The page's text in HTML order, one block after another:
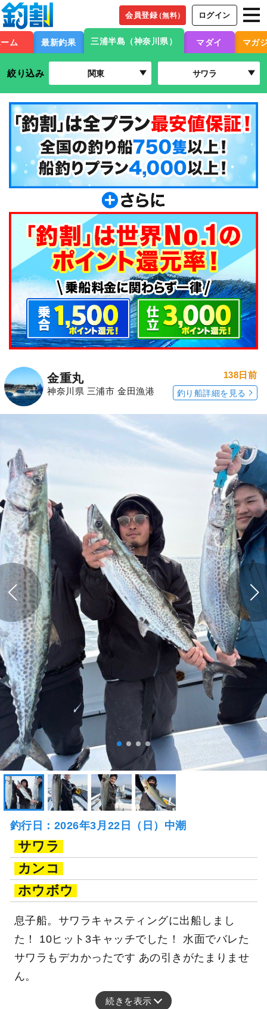
会員登録（無料） ログイン
ム 最新釣果 三浦半島（神奈川県） マダイ マガ
絞り込み 関東 サワラ
金重丸
神奈川県 三浦市 金田漁港
138日前
釣り船詳細を見る
釣行日：2026年3月22日（日）中潮
サワラ
カンコ
ホウボウ
息子船。サワラキャスティングに出船しまし
た！ 10ヒット3キャッチでした！ 水面でバレた
サワラもデカかったです あの引きがたまりませ
ん。
続きを表示